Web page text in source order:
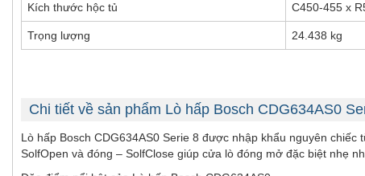
Kích thước hộc tủ C450-455 x
Trọng lượng 24.438 kg
Chi tiết về sản phẩm Lò hấp Bosch CDG634AS0
Lò hấp Bosch CDG634AS0 Serie 8 được nhập khẩu nguyên
SolfOpen và đóng – SolfClose giúp cửa lò đóng mở đặc biệt nhẹ